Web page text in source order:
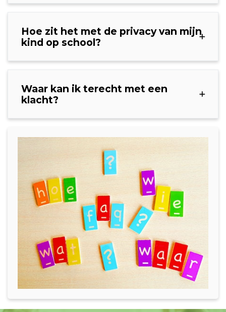
Hoe zit het met de privacy van mijn
kind op school?
Waar kan ik terecht met een
klacht?